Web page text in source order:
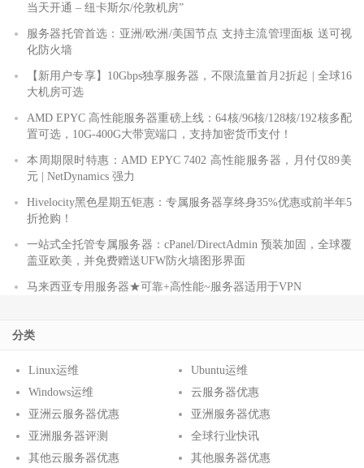
当天开通 – 纽卡斯尔/伦敦机房”
服务器托管首选：亚洲/欧洲/美国节点 支持主流管理面板 送可视
化防火墙
【新用户专享】10Gbps独享服务器，不限流量首月2折起 | 全球16
大机房可选
AMD EPYC 高性能服务器重磅上线：64核/96核/128核/192核多配
置可选，10G-400G大带宽端口，支持加密货币支付！
本周期限时特惠：AMD EPYC 7402 高性能服务器，月付仅89美
元 | NetDynamics 强力
Hivelocity黑色星期五钜惠：专属服务器享终身35%优惠或前半年5
折抢购！
一站式全托管专属服务器：cPanel/DirectAdmin 预装加固，全球覆
盖亚欧美，并免费赠送UFW防火墙图形界面
马来西亚专用服务器★可靠+高性能~服务器适用于VPN
分类
Linux运维
Ubuntu运维
Windows运维
云服务器优惠
亚洲云服务器优惠
亚洲服务器优惠
亚洲服务器评测
全球行业快讯
其他云服务器优惠
其他服务器优惠